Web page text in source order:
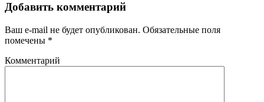
Добавить комментарий
Ваш e-mail не будет опубликован. Обязательные поля
помечены *
Комментарий